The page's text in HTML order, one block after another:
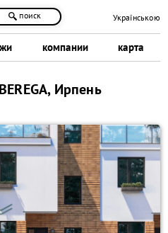
компании карта
поиск Українською
Ирпень